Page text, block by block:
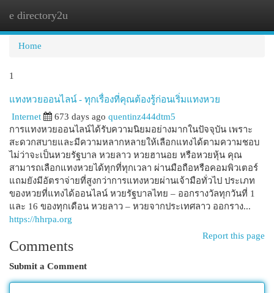
e directory2u
Home
1
แทงหวยออนไลน์ - ทุกเรื่องที่คุณต้องรู้ก่อนเริ่มแทงหวย
Internet 673 days ago quentinz444dtm5
การแทงหวยออนไลน์ได้รับความนิยมอย่างมากในปัจจุบัน เพราะ
สะดวกสบายและมีความหลากหลายให้เลือกแทงได้ตามความชอบ
ไม่ว่าจะเป็นหวยรัฐบาล หวยลาว หวยฮานอย หรือหวยหุ้น คุณ
สามารถเลือกแทงหวยได้ทุกที่ทุกเวลา ผ่านมือถือหรือคอมพิวเตอร์
แถมยังมีอัตราจ่ายที่สูงกว่าการแทงหวยผ่านเจ้ามือทั่วไป ประเภท
ของหวยที่แทงได้ออนไลน์ หวยรัฐบาลไทย – ออกรางวัลทุกวันที่ 1
และ 16 ของทุกเดือน หวยลาว – หวยจากประเทศลาว ออกราง...
https://hhrpa.org
Report this page
Comments
Submit a Comment